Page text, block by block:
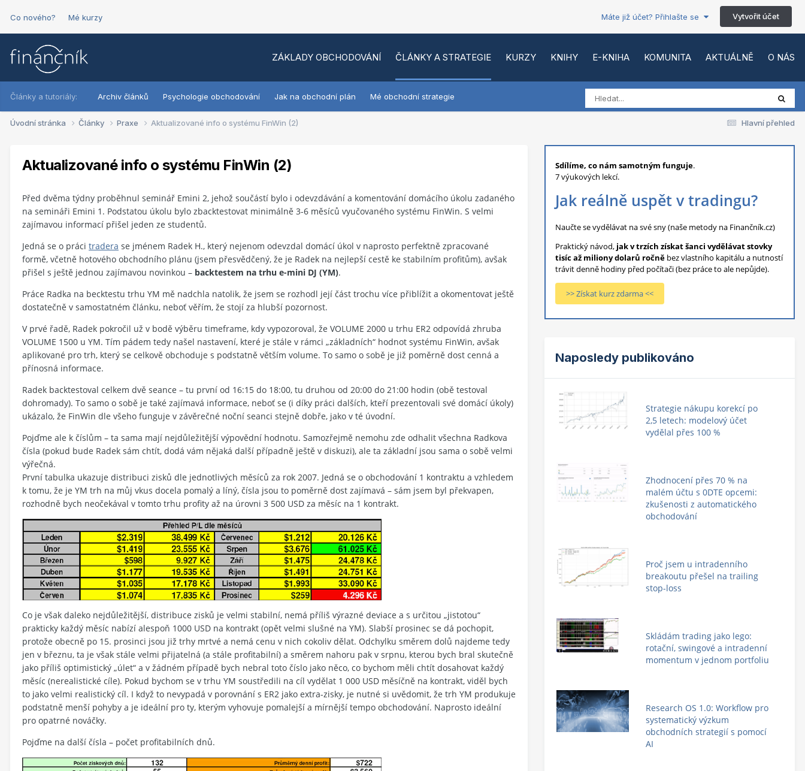
Co nového? Mé kurzy Máte již účet? Přihlašte se Vytvořit účet
ZÁKLADY OBCHODOVÁNÍ ČLÁNKY A STRATEGIE KURZY KNIHY E-KNIHA KOMUNITA AKTUÁLNĚ O NÁS
Články a tutoriály: Archiv článků Psychologie obchodování Jak na obchodní plán Mé obchodní strategie
Hlavní přehled
Úvodní stránka Články Praxe Aktualizované info o systému FinWin (2)
Aktualizované info o systému FinWin (2)
Před dvěma týdny proběhnul seminář Emini 2, jehož součástí bylo i odevzdávání a komentování domácího úkolu zadaného
na semináři Emini 1. Podstatou úkolu bylo zbacktestovat minimálně 3-6 měsíců vyučovaného systému FinWin. S velmi
zajímavou informací přišel jeden ze studentů.
Jedná se o práci tradera se jménem Radek H., který nejenom odevzdal domácí úkol v naprosto perfektně zpracované
formě, včetně hotového obchodního plánu (jsem přesvědčený, že je Radek na nejlepší cestě ke stabilním profitům), avšak
přišel s ještě jednou zajímavou novinkou – backtestem na trhu e-mini DJ (YM).
Práce Radka na becktestu trhu YM mě nadchla natolik, že jsem se rozhodl její část trochu více přiblížit a okomentovat ještě
dostatečně v samostatném článku, neboť věřím, že stojí za hlubší pozornost.
V prvé řadě, Radek pokročil už v bodě výběru timeframe, kdy vypozoroval, že VOLUME 2000 u trhu ER2 odpovídá zhruba
VOLUME 1500 u YM. Tím pádem tedy našel nastavení, které je stále v rámci „základních“ hodnot systému FinWin, avšak
aplikované pro trh, který se celkově obchoduje s podstatně větším volume. To samo o sobě je již poměrně dost cenná a
přínosná informace.
Radek backtestoval celkem dvě seance – tu první od 16:15 do 18:00, tu druhou od 20:00 do 21:00 hodin (obě testoval
dohromady). To samo o sobě je také zajímavá informace, neboť se (i díky práci dalších, kteří prezentovali své domácí úkoly)
ukázalo, že FinWin dle všeho funguje v závěrečné noční seanci stejně dobře, jako v té úvodní.
Pojďme ale k číslům – ta sama mají nejdůležitější výpovědní hodnotu. Samozřejmě nemohu zde odhalit všechna Radkova
čísla (pokud bude Radek sám chtít, dodá vám nějaká další případně ještě v diskuzi), ale ta základní jsou sama o sobě velmi
výřečná.
První tabulka ukazuje distribuci zisků dle jednotlivých měsíců za rok 2007. Jedná se o obchodování 1 kontraktu a vzhledem
k tomu, že je YM trh na můj vkus docela pomalý a líný, čísla jsou to poměrně dost zajímavá – sám jsem byl překvapen,
rozhodně bych neočekával v tomto trhu profity až na úrovni 3 500 USD za měsíc na 1 kontrakt.
Co je však daleko nejdůležitější, distribuce zisků je velmi stabilní, nemá příliš výrazné deviace a s určitou „jistotou“
prakticky každý měsíc nabízí alespoň 1000 USD na kontrakt (opět velmi slušné na YM). Slabší prosinec se dá pochopit,
protože obecně po 15. prosinci jsou již trhy mrtvé a nemá cenu v nich cokoliv dělat. Odchylku směrem dolů najdeme tedy
jen v březnu, ta je však stále velmi přijatelná (a stále profitabilní) a směrem nahoru pak v srpnu, kterou bych bral skutečně
jako příliš optimistický „úlet“ a v žádném případě bych nebral toto číslo jako něco, co bychom měli chtít dosahovat každý
měsíc (nerealistické cíle). Pokud bychom se v trhu YM soustředili na cíl vydělat 1 000 USD měsíčně na kontrakt, viděl bych
to jako velmi realistický cíl. I když to nevypadá v porovnání s ER2 jako extra-zisky, je nutné si uvědomit, že trh YM produkuje
podstatně menší pohyby a je ideální pro ty, kterým vyhovuje pomalejší a mírnější tempo obchodování. Naprosto ideální
pro opatrné nováčky.
Pojďme na další čísla – počet profitabilních dnů.
Sdílíme, co nám samotným funguje.
7 výukových lekcí.
Jak reálně uspět v tradingu?
Naučte se vydělávat na své sny (naše metody na Finančník.cz)
Praktický návod, jak v trzích získat šanci vydělávat stovky
tisíc až miliony dolarů ročněbez vlastního kapitálu a nutností
trávit denně hodiny před počítači (bez práce to ale nepůjde).
>> Získat kurz zdarma <<
Naposledy publikováno
Strategie nákupu korekcí po
2,5 letech: modelový účet
vydělal přes 100 %
Zhodnocení přes 70 % na
malém účtu s 0DTE opcemi:
zkušenosti z automatického
obchodování
Proč jsem u intradenního
breakoutu přešel na trailing
stop-loss
Skládám trading jako lego:
rotační, swingové a intradenní
momentum v jednom portfoliu
Research OS 1.0: Workflow pro
systematický výzkum
obchodních strategií s pomocí
AI